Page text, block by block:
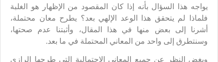
يواجه هذا السؤال بأنه إذا كان المقصود من الإظهار هو الغلبة
فلماذا لم يتحقق هذا الوعد الإلهي بعد؟ يطرح معان محتملة،
أشرنا إلى بعض منها في هذا المقال، وأثبتنا عدم صحتها،
وسنتطرق إلى واحد من المعاني المحتملة في ما بعد.
وبغض النظر عن جميع المعاني الاحتمالية التي طرحها الرازي